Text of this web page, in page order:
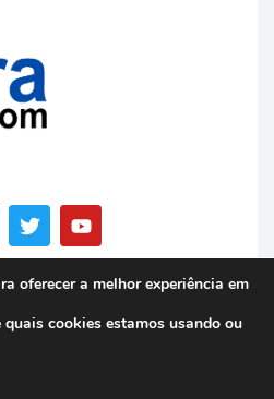
Extra - Todos os direitos
oferecer a melhor experiência em
cookies estamos usando ou